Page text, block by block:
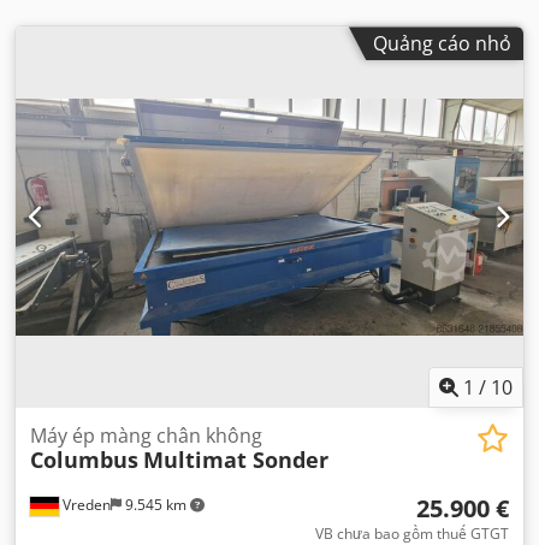
Quảng cáo nhỏ
1 / 10
Vreden 9.545 km
Máy ép màng chân không
Columbus Multimat Sonder
25.900 €
VB chưa bao gồm thuế GTGT